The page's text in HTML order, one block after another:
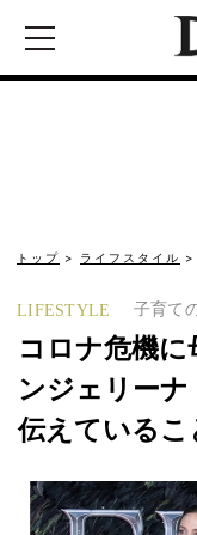
トップ ライフスタイル
LIFESTYLE 子育て
コロナ危機に
ンジェリー
伝えているこ